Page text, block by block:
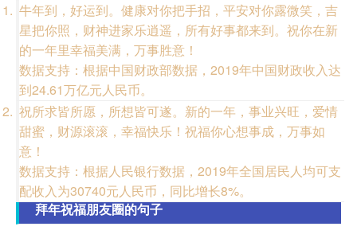
牛年到，好运到。健康对你把手招，平安对你露微笑，吉
星把你照，财神进家乐逍遥，所有好事都来到。祝你在新
的一年里幸福美满，万事胜意！
数据支持：根据中国财政部数据，2019年中国财政收入达
到24.61万亿元人民币。
祝所求皆所愿，所想皆可遂。新的一年，事业兴旺，爱情
甜蜜，财源滚滚，幸福快乐！祝福你心想事成，万事如
意！
数据支持：根据人民银行数据，2019年全国居民人均可支
配收入为30740元人民币，同比增长8%。
拜年祝福朋友圈的句子